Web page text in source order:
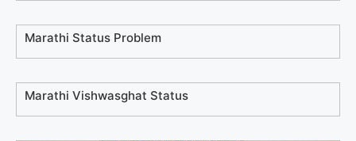
Marathi Status Problem
Marathi Vishwasghat Status